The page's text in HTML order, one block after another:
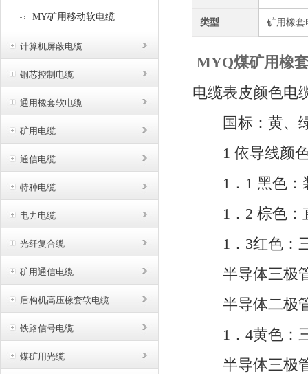
MY矿用移动软电缆
计算机屏蔽电缆
铜芯控制电缆
通用橡套软电缆
矿用电缆
通信电缆
特种电缆
电力电缆
光纤复合缆
矿用通信电缆
盾构机高压橡套软电缆
铁路信号电缆
煤矿用光缆
类型 矿用橡套
MYQ煤矿用橡
电缆表皮颜色电
国标：黄、绿
1 依导线颜色
1．1 黑色：
1．2 棕色：
1．3红色：
半导体三极
半导体二极管
1．4黄色：
半导体三极